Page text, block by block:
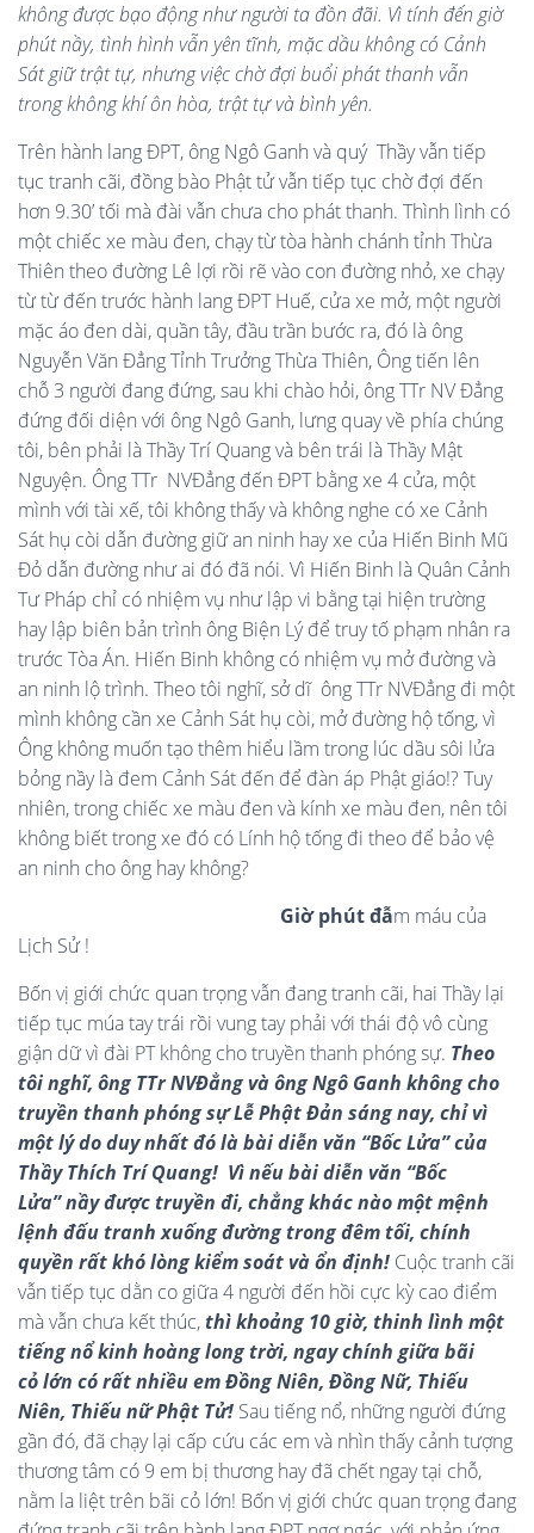
không được bạo động như người ta đồn đãi. Vì tính đến giờ
phút nầy, tình hình vẫn yên tĩnh, mặc dầu không có Cảnh
Sát giữ trật tự, nhưng việc chờ đợi buổi phát thanh vẫn
trong không khí ôn hòa, trật tự và bình yên.
Trên hành lang ĐPT, ông Ngô Ganh và quý Thầy vẫn tiếp
tục tranh cãi, đồng bào Phật tử vẫn tiếp tục chờ đợi đến
hơn 9.30’ tối mà đài vẫn chưa cho phát thanh. Thình lình có
một chiếc xe màu đen, chạy từ tòa hành chánh tỉnh Thừa
Thiên theo đường Lê lợi rồi rẽ vào con đường nhỏ, xe chạy
từ từ đến trước hành lang ĐPT Huế, cửa xe mở, một người
mặc áo đen dài, quần tây, đầu trần bước ra, đó là ông
Nguyễn Văn Đẳng Tỉnh Trưởng Thừa Thiên, Ông tiến lên
chỗ 3 người đang đứng, sau khi chào hỏi, ông TTr NV Đẳng
đứng đối diện với ông Ngô Ganh, lưng quay về phía chúng
tôi, bên phải là Thầy Trí Quang và bên trái là Thầy Mật
Nguyện. Ông TTr NVĐẳng đến ĐPT bằng xe 4 cửa, một
mình với tài xế, tôi không thấy và không nghe có xe Cảnh
Sát hụ còi dẫn đường giữ an ninh hay xe của Hiến Binh Mũ
Đỏ dẫn đường như ai đó đã nói. Vì Hiến Binh là Quân Cảnh
Tư Pháp chỉ có nhiệm vụ như lập vi bằng tại hiện trường
hay lập biên bản trình ông Biện Lý để truy tố phạm nhân ra
trước Tòa Án. Hiến Binh không có nhiệm vụ mở đường và
an ninh lộ trình. Theo tôi nghĩ, sở dĩ ông TTr NVĐẳng đi một
mình không cần xe Cảnh Sát hụ còi, mở đường hộ tống, vì
Ông không muốn tạo thêm hiểu lầm trong lúc dầu sôi lửa
bỏng nầy là đem Cảnh Sát đến để đàn áp Phật giáo!? Tuy
nhiên, trong chiếc xe màu đen và kính xe màu đen, nên tôi
không biết trong xe đó có Lính hộ tống đi theo để bảo vệ
an ninh cho ông hay không?
Giờ phút đẫm máu của
Lịch Sử !
Bốn vị giới chức quan trọng vẫn đang tranh cãi, hai Thầy lại
tiếp tục múa tay trái rồi vung tay phải với thái độ vô cùng
giận dữ vì đài PT không cho truyền thanh phóng sự. Theo
tôi nghĩ, ông TTr NVĐẳng và ông Ngô Ganh không cho
truyền thanh phóng sự Lễ Phật Đản sáng nay, chỉ vì
một lý do duy nhất đó là bài diễn văn “Bốc Lửa” của
Thầy Thích Trí Quang! Vì nếu bài diễn văn “Bốc
Lửa” nầy được truyền đi, chẳng khác nào một mệnh
lệnh đấu tranh xuống đường trong đêm tối, chính
quyền rất khó lòng kiểm soát và ổn định! Cuộc tranh cãi
vẫn tiếp tục dằn co giữa 4 người đến hồi cực kỳ cao điểm
mà vẫn chưa kết thúc,thì khoảng 10 giờ, thinh lình một
tiếng nổ kinh hoàng long trời, ngay chính giữa bãi
cỏ lớn có rất nhiều em Đồng Niên, Đồng Nữ, Thiếu
Niên, Thiếu nữ Phật Tử! Sau tiếng nổ, những người đứng
gần đó, đã chạy lại cấp cứu các em và nhìn thấy cảnh tượng
thương tâm có 9 em bị thương hay đã chết ngay tại chỗ,
nằm la liệt trên bãi cỏ lớn! Bốn vị giới chức quan trọng đang